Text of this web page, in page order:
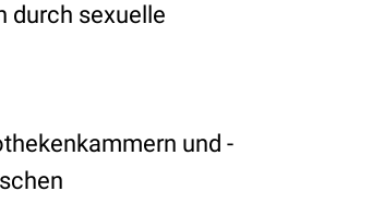
durch sexuelle
und -